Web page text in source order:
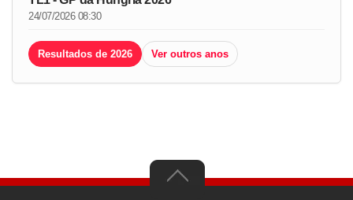
24/07/2026 08:30
Resultados de 2026 Ver outros anos